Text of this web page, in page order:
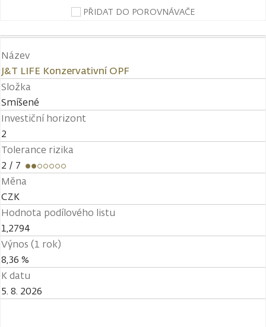
PŘIDAT DO POROVNÁVAČE
Název
J&T LIFE Konzervativní OPF
Složka
Smíšené
Investiční horizont
2
Tolerance rizika
2 / 7
Měna
CZK
Hodnota podílového listu
1,2794
Výnos (1 rok)
8,36 %
K datu
5. 8. 2026